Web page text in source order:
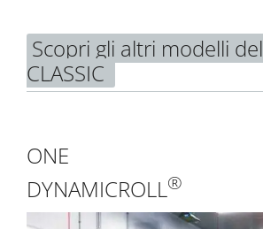
Scopri gli altri modelli
CLASSIC
ONE
DYNAMICROLL®